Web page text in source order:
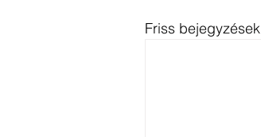
Friss bejegyzések